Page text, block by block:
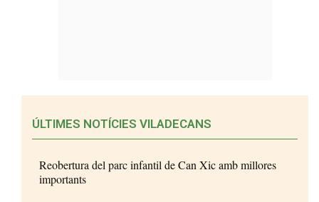
ÚLTIMES NOTÍCIES VILADECANS
Reobertura del parc infantil de Can Xic amb millores
importants